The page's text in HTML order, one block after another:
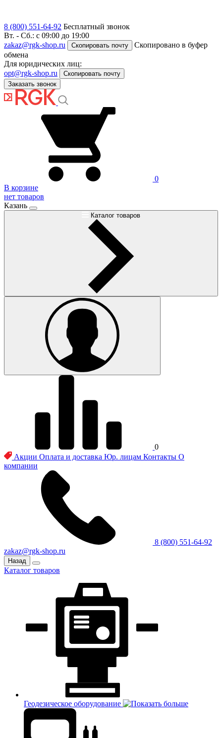
8 (800) 551-64-92 Бесплатный звонок
Вт. - Сб.: с 09:00 до 19:00
zakaz@rgk-shop.ru
Скопировать почту
Скопировано в буфер
обмена
Для юридических лиц:
opt@rgk-shop.ru
Скопировать почту
Заказать звонок
0
В корзине
нет товаров
Казань
Каталог товаров
0
Акции Оплата и доставка Юр. лицам Контакты О
компании
8 (800) 551-64-92
zakaz@rgk-shop.ru
Назад
Каталог товаров
Геодезическое оборудование